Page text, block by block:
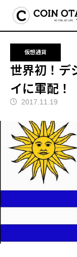
ブログ 仮想
仮想通貨
世界初！デ
イに軍配！
2017.11.19